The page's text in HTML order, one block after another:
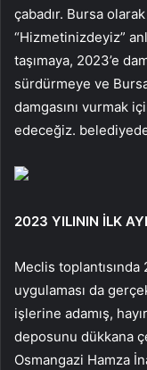
çabadır. Bursa olarak
“Hizmetinizdeyiz”
taşımaya, 2023’e
sürdürmeye ve
damgasını vurmak
edeceğiz.
2023 YILININ İLK
Meclis toplantısında
uygulaması da
işlerine adamış,
deposunu dükkana
Osmangazi Hamza